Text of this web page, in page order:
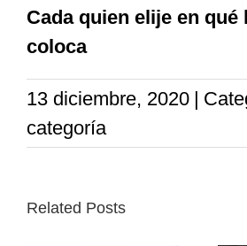
Cada quien elije en qué
coloca
13 diciembre, 2020 |
categoría
Related Posts